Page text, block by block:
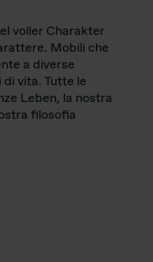
voller Charakter
Mobili che
a diverse
vita. Tutte le
Leben, la nostra
filosofia